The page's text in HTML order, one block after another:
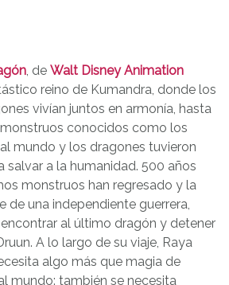
, de Walt Disney Animation
reino de Kumandra, donde los
vivían juntos en armonía, hasta
conocidos como los
mundo y los dragones tuvieron
salvar a la humanidad. 500 años
monstruos han regresado y la
de una independiente guerrera,
al último dragón y detener
A lo largo de su viaje, Raya
algo más que magia de
mundo: también se necesita